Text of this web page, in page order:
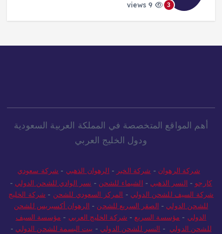
3
أهم المواقع المتخصصة في المملكة العربية السعودية
ودول الخليج العربي
شركة الرهوان - شركة الخير - الرهوان الذهبي - شركة سعودي
كارجو - النسر الذهبي - الشيماء للشحن - نسر الوادي للشحن الدولي -
شركة السيف للشحن الدولي - المركز السعودي للشحن - شركة الخليج
للشحن الدولي - الصقر السريع للشحن - الرهوان أكسبريس للشحن
الدولي - مؤسسة السريع - شركة الخليج العربي - مؤسسة السيف
للشحن الدولي - النسر للشحن الدولي - بيت البسمة للشحن الدولي -